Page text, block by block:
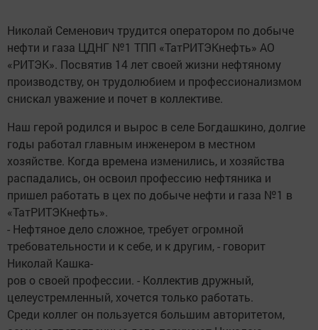
Николай Семенович трудится оператором по добыче
нефти и газа ЦДНГ №1 ТПП «ТатРИТЭКнефть» АО
«РИТЭК». Посвятив 14 лет своей жизни нефтяному
производству, он трудолюбием и профессионализмом
снискал уважение и почет в коллективе.
Наш герой родился и вырос в селе Богдашкино, долгие
годы работал главным инженером в местном
хозяйстве. Когда времена изменились, и хозяйства
распадались, он освоил профессию нефтяника и
пришел работать в цех по добыче нефти и газа №1 в
«ТатРИТЭКнефть».
- Нефтяное дело сложное, требует огромной
требовательности и к себе, и к другим, - говорит
Николай Кашка-
ров о своей профессии. - Коллектив дружный,
целеустремленный, хочется только работать.
Среди коллег он пользуется большим авторитетом,